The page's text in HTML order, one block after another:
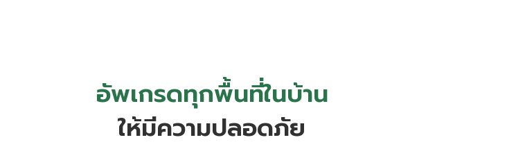
อัพเกรดทุกพื้นที่ในบ้าน
ให้มีความปลอดภัย